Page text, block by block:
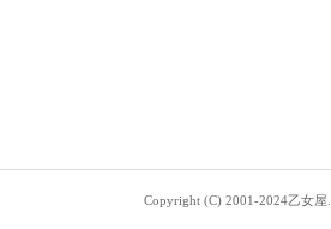
Copyright (C) 2001-2024乙女屋